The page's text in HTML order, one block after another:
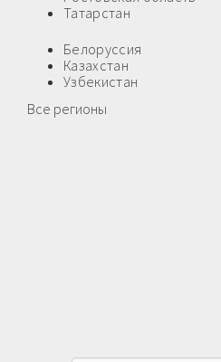
Татарстан
Белоруссия
Казахстан
Узбекистан
Все регионы